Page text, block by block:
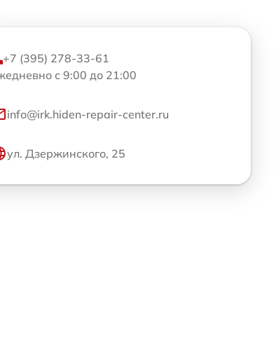
+7 (395) 278-33-61
с 9:00 до 21:00
info@irk.hiden-repair-center.ru
ул. Дзержинского, 25